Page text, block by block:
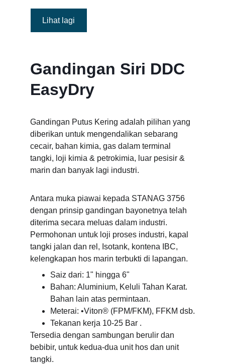
Lihat lagi
Gandingan Siri DDC
EasyDry
Gandingan Putus Kering adalah pilihan yang
diberikan untuk mengendalikan sebarang
cecair, bahan kimia, gas dalam terminal
tangki, loji kimia & petrokimia, luar pesisir &
marin dan banyak lagi industri.
Antara muka piawai kepada STANAG 3756
dengan prinsip gandingan bayonetnya telah
diterima secara meluas dalam industri.
Permohonan untuk loji proses industri, kapal
tangki jalan dan rel, Isotank, kontena IBC,
kelengkapan hos marin terbukti di lapangan.
Saiz dari: 1" hingga 6"
Bahan: Aluminium, Keluli Tahan Karat.
Bahan lain atas permintaan.
Meterai: •Viton® (FPM/FKM), FFKM dsb.
Tekanan kerja 10-25 Bar .
Tersedia dengan sambungan berulir dan
bebibir, untuk kedua-dua unit hos dan unit
tangki.